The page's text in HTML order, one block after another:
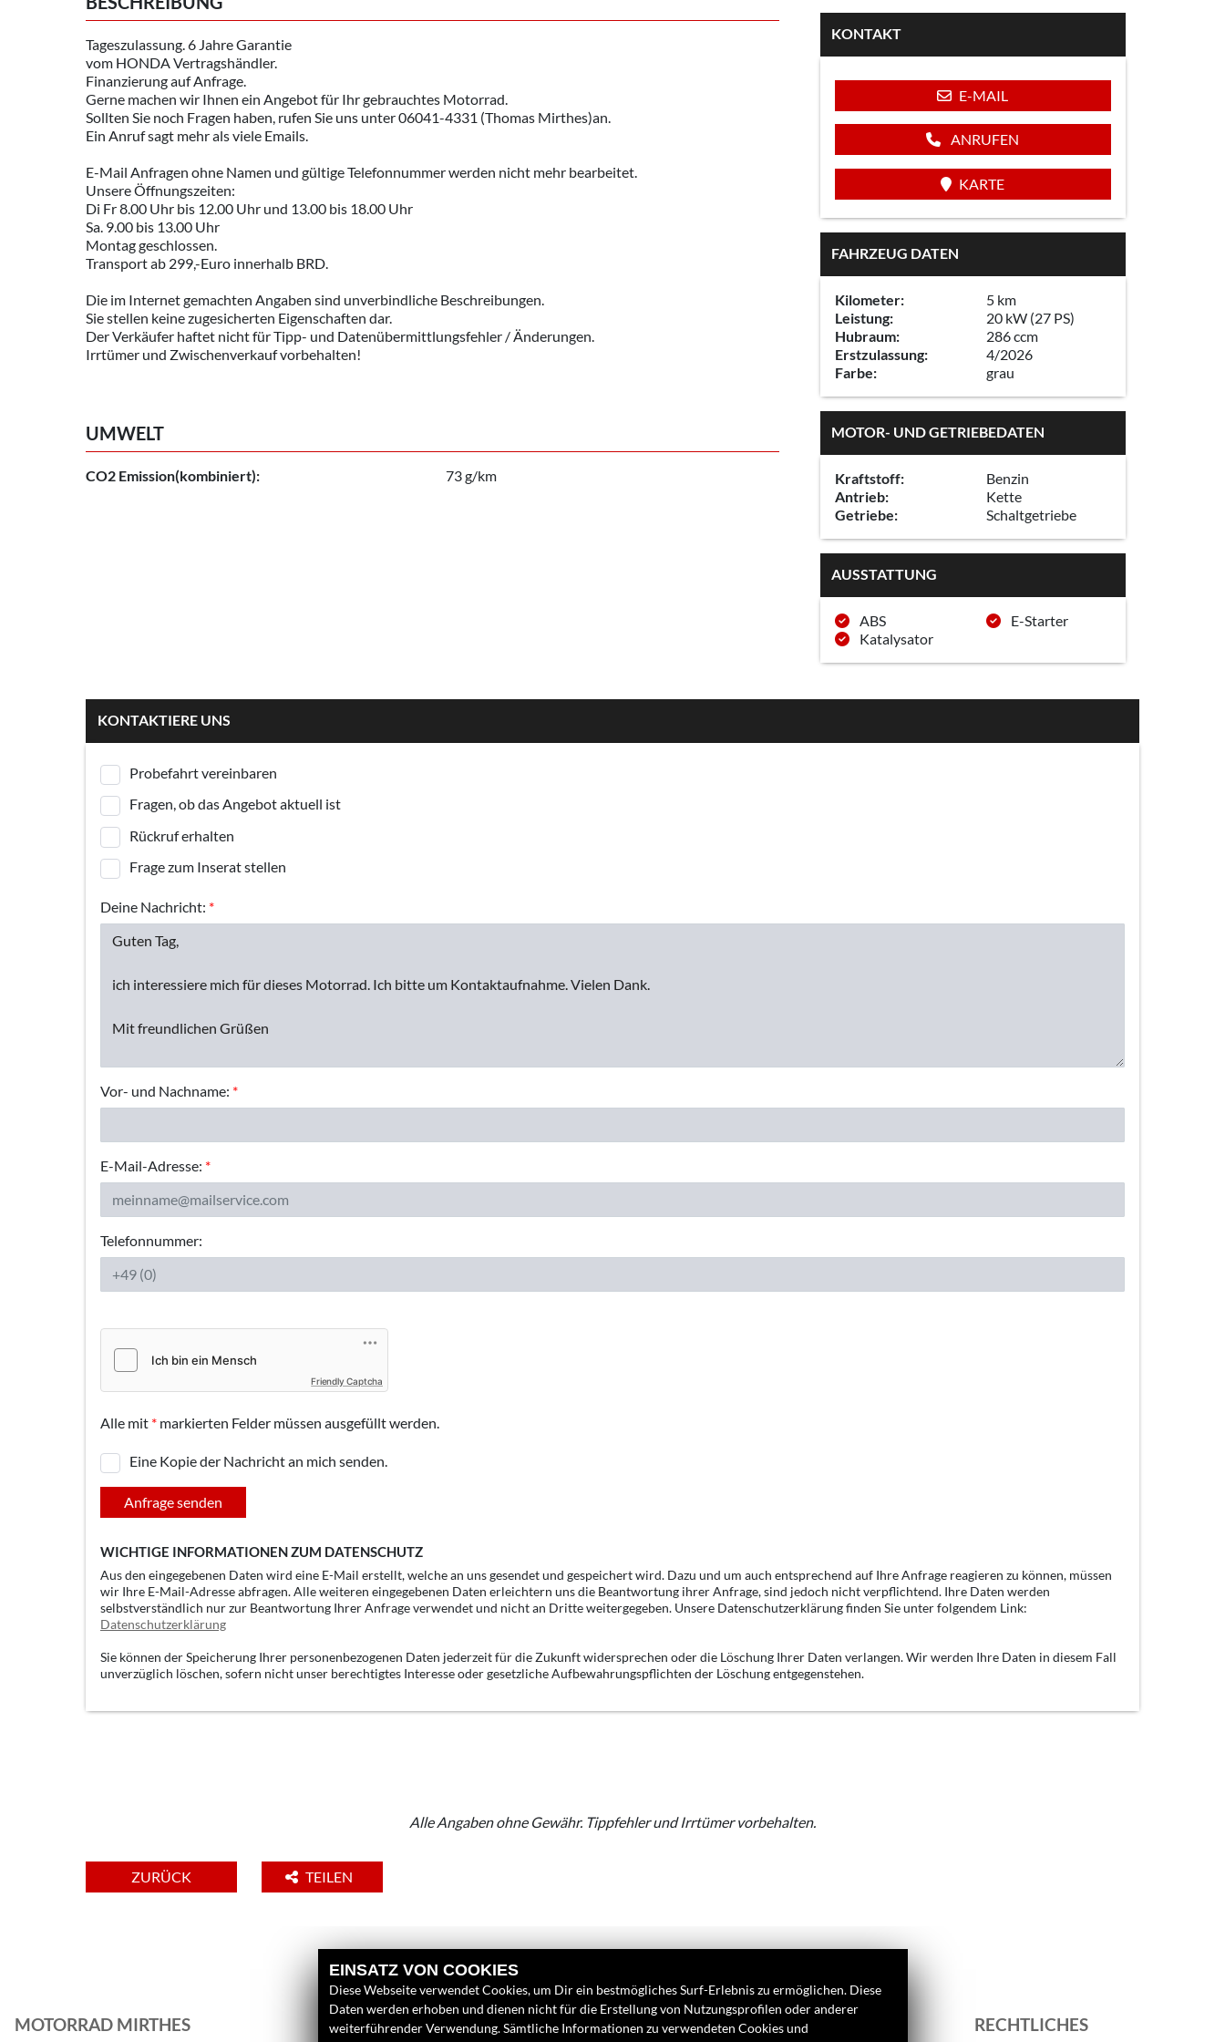
Tageszulassung. 6 Jahre Garantie
vom HONDA Vertragshändler.
Finanzierung auf Anfrage.
Gerne machen wir Ihnen ein Angebot für Ihr gebrauchtes Motorrad.
Sollten Sie noch Fragen haben, rufen Sie uns unter 06041-4331 (Thomas Mirthes)an.
Ein Anruf sagt mehr als viele Emails.
E-Mail Anfragen ohne Namen und gültige Telefonnummer werden nicht mehr bearbeitet.
Unsere Öffnungszeiten:
Di Fr 8.00 Uhr bis 12.00 Uhr und 13.00 bis 18.00 Uhr
Sa. 9.00 bis 13.00 Uhr
Montag geschlossen.
Transport ab 299,-Euro innerhalb BRD.
Die im Internet gemachten Angaben sind unverbindliche Beschreibungen.
Sie stellen keine zugesicherten Eigenschaften dar.
Der Verkäufer haftet nicht für Tipp- und Datenübermittlungsfehler / Änderungen.
Irrtümer und Zwischenverkauf vorbehalten!
UMWELT
CO2 Emission(kombiniert): 73 g/km
KONTAKT
E-MAIL
ANRUFEN
KARTE
FAHRZEUG DATEN
Kilometer:
5 km
Leistung:
20 kW (27 PS)
Hubraum:
286 ccm
Erstzulassung:
4/2026
Farbe:
grau
MOTOR- UND GETRIEBEDATEN
Kraftstoff:
Benzin
Antrieb:
Kette
Getriebe:
Schaltgetriebe
AUSSTATTUNG
ABS
E-Starter
Katalysator
KONTAKTIERE UNS
Probefahrt vereinbaren
Fragen, ob das Angebot aktuell ist
Rückruf erhalten
Frage zum Inserat stellen
Deine Nachricht: *
Vor- und Nachname: *
E-Mail-Adresse: *
Telefonnummer:
Friendly Captcha
Alle mit * markierten Felder müssen ausgefüllt werden.
Eine Kopie der Nachricht an mich senden.
Anfrage senden
WICHTIGE INFORMATIONEN ZUM DATENSCHUTZ
Aus den eingegebenen Daten wird eine E-Mail erstellt, welche an uns gesendet und gespeichert wird. Dazu und um auch entsprechend auf Ihre Anfrage reagieren zu können, müssen
wir Ihre E-Mail-Adresse abfragen. Alle weiteren eingegebenen Daten erleichtern uns die Beantwortung ihrer Anfrage, sind jedoch nicht verpflichtend. Ihre Daten werden
selbstverständlich nur zur Beantwortung Ihrer Anfrage verwendet und nicht an Dritte weitergegeben. Unsere Datenschutzerklärung finden Sie unter folgendem Link:
Datenschutzerklärung
Sie können der Speicherung Ihrer personenbezogenen Daten jederzeit für die Zukunft widersprechen oder die Löschung Ihrer Daten verlangen. Wir werden Ihre Daten in diesem Fall
unverzüglich löschen, sofern nicht unser berechtigtes Interesse oder gesetzliche Aufbewahrungspflichten der Löschung entgegenstehen.
Alle Angaben ohne Gewähr. Tippfehler und Irrtümer vorbehalten.
ZURÜCK TEILEN
MOTORRAD MIRTHES LINKS FINDEN SIE UNS RECHTLICHES
EINSATZ VON COOKIES
Diese Webseite verwendet Cookies, um Dir ein bestmögliches Surf-Erlebnis zu ermöglichen. Diese
Daten werden erhoben und dienen nicht für die Erstellung von Nutzungsprofilen oder anderer
weiterführender Verwendung. Sämtliche Informationen zu verwendeten Cookies und